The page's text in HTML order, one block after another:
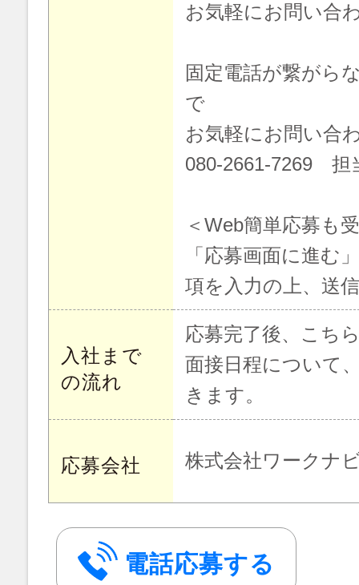
お気軽にお問い合
固定電話が繋がら
で
お気軽にお問い合
080-2661-7269 担
＜Web簡単応募も
「応募画面に進む
項を入力の上、送
入社まで
の流れ
応募完了後、こち
面接日程について
きます。
応募会社 株式会社ワークナ
電話応募する